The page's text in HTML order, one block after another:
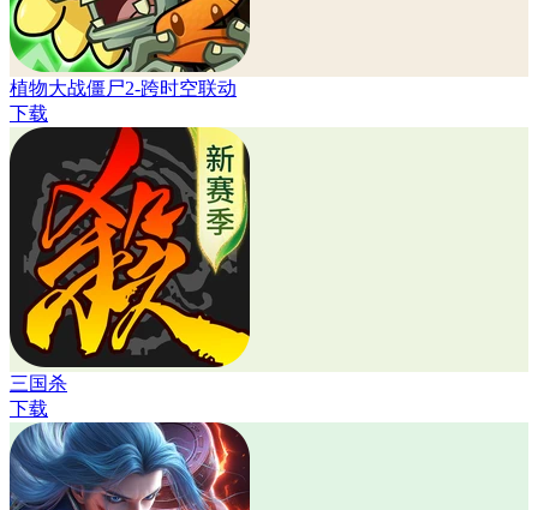
植物大战僵尸2-跨时空联动
下载
三国杀
下载